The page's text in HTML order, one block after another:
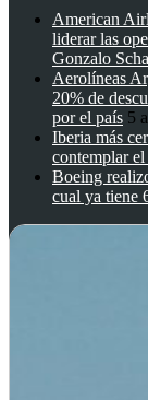
American
liderar las
Gonzalo
Aerolíneas
20% de
por el país 5
Iberia más
contemplar
Boeing
cual ya tiene